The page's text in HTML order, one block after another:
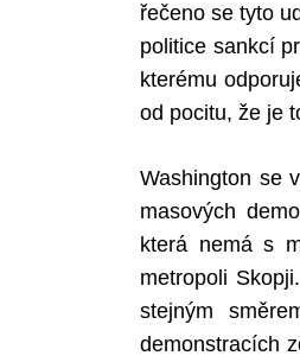
řečeno se tyto
politice sankcí
kterému
od pocitu, že je
Washington se
masových
která nemá s
metropoli
stejným
demonstracích